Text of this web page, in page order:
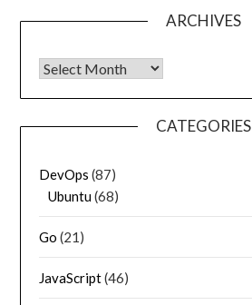
ARCHIVES
Archives
CATEGORIES
DevOps (87)
Ubuntu(68)
Go (21)
JavaScript(46)